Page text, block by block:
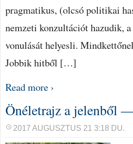
pragmatikus, (olcsó politikai
nemzeti konzultációt hazudik,
vonulását helyesli.
Jobbik hitből […]
Read more ›
Önéletrajz a jelenből
2017 AUGUSZTUS 21 3:18 DU.